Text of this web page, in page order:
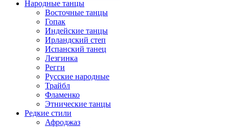
Народные танцы
Восточные танцы
Гопак
Индейские танцы
Ирландский степ
Испанский танец
Лезгинка
Регги
Русские народные
Трайбл
Фламенко
Этнические танцы
Редкие стили
Афроджаз